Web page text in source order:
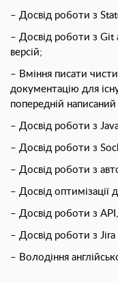
– Досвід роботи з
– Досвід роботи з
версій;
– Вміння писати
документацію для
попередній
– Досвід роботи з
– Досвід роботи з
– Досвід роботи з
– Досвід оптимізації
– Досвід роботи з
– Досвід роботи з Jira
– Володіння